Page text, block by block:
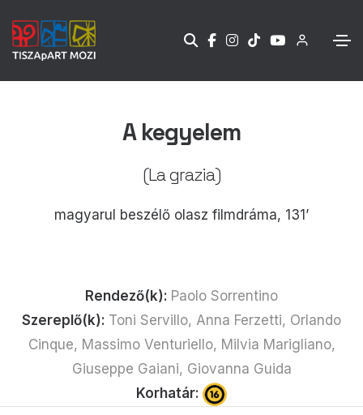
A kegyelem
(La grazia)
magyarul beszélő olasz filmdráma, 131’
Rendező(k): Paolo Sorrentino
Szereplő(k): Toni Servillo, Anna Ferzetti, Orlando
Cinque, Massimo Venturiello, Milvia Marigliano,
Giuseppe Gaiani, Giovanna Guida
Korhatár: